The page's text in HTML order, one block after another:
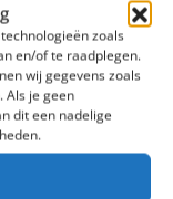
zoals
en/of te raadplegen.
wij gegevens zoals
Als je geen
dit een nadelige